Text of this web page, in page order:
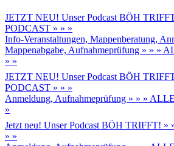
JETZT NEU! Unser Podcast BÖH
PODCAST » » »
Info-Veranstaltungen, Mappenberatung,
Mappenabgabe, Aufnahmeprüfung » » »
» »
JETZT NEU! Unser Podcast BÖH
PODCAST » » »
Anmeldung, Aufnahmeprüfung » » »
»
Jetzt neu! Unser Podcast BÖH TRIFFT!
» »